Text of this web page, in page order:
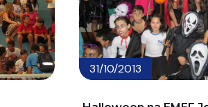
31/10/2013